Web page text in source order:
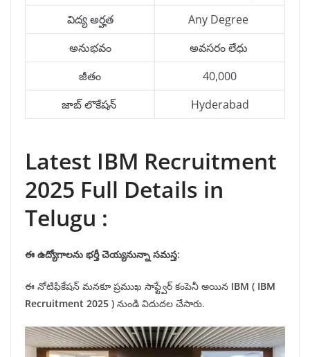
విద్య అర్హత
Any Degree
అనుభవం
అవసరం లేధు
జీతం
40,000
జాబ్ లొకేషన్
Hyderabad
Latest IBM Recruitment
2025 Full Details in
Telugu :
ఈ ఉద్యోగాలను భర్తీ చెయ్యనున్నా సమస్త:
ఈ నోటిఫికేషన్ మనకూ ప్రముఖ సాఫ్ట్వేర్ కంపెనీ అయిన IBM ( IBM
Recruitment 2025 ) నుండి విదుదల చేసారు.